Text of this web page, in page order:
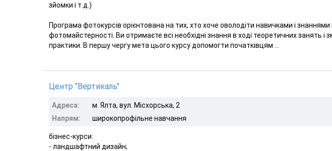
зйомки і т.д.)
Програма фотокурсів орієнтована на тих, хто хоче оволодіти навичками і
фотомайстерності. Ви отримаєте всі необхідні знання в ході теоретичних занять і
практики. В першу чергу мета цього курсу допомогти початківцям ...
Центр "Вертикаль"
Адреса:
м. Ялта, вул. Місхорська, 2
Напрям:
широкопрофільне навчання
бізнес-курси:
- ландшафтний дизайн;